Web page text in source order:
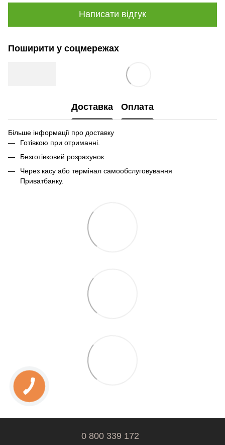
Написати відгук
Поширити у соцмережах
Доставка Оплата
Більше інформації про доставку
Готівкою при отриманні.
Безготівковий розрахунок.
Через касу або термінал самообслуговування
Приватбанку.
0 800 339 172